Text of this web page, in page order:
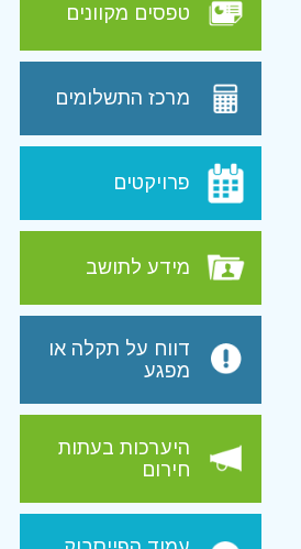
טפסים מקוונים
מרכז התשלומים
פרויקטים
מידע לתושב
דווח על תקלה או
מפגע
היערכות בעתות
חירום